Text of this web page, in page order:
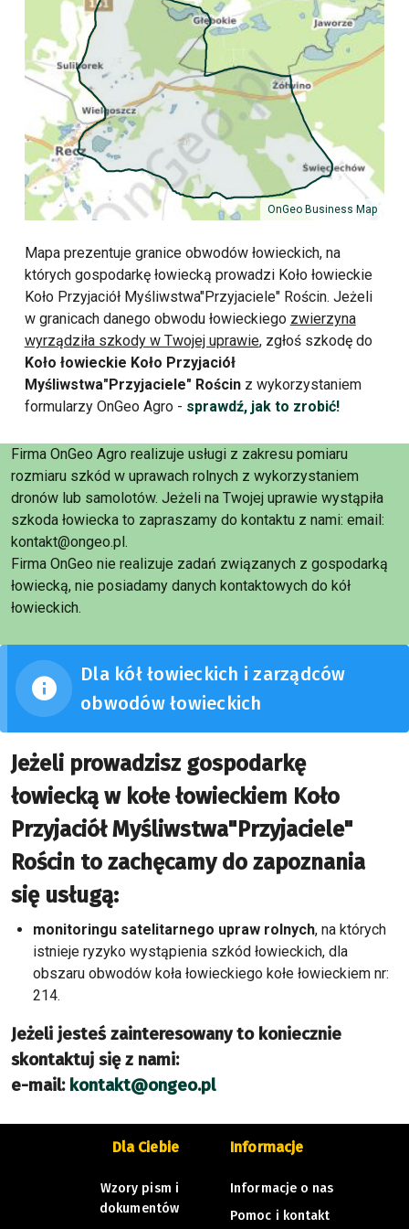
OnGeo Business Map
Mapa prezentuje granice obwodów łowieckich, na
których gospodarkę łowiecką prowadzi Koło łowieckie
Koło Przyjaciół Myśliwstwa"Przyjaciele" Rościn. Jeżeli
w granicach danego obwodu łowieckiego zwierzyna
wyrządziła szkody w Twojej uprawie, zgłoś szkodę do
Koło łowieckie Koło Przyjaciół
Myśliwstwa"Przyjaciele" Rościnz wykorzystaniem
formularzy OnGeo Agro - sprawdź, jak to zrobić!
Firma OnGeo Agro realizuje usługi z zakresu pomiaru
rozmiaru szkód w uprawach rolnych z wykorzystaniem
dronów lub samolotów. Jeżeli na Twojej uprawie wystąpiła
szkoda łowiecka to zapraszamy do kontaktu z nami: email:
kontakt@ongeo.pl.
Firma OnGeo nie realizuje zadań związanych z gospodarką
łowiecką, nie posiadamy danych kontaktowych do kół
łowieckich.
Dla kół łowieckich i zarządców
obwodów łowieckich
Jeżeli prowadzisz gospodarkę
łowiecką w kołe łowieckiem Koło
Przyjaciół Myśliwstwa"Przyjaciele"
Rościn to zachęcamy do zapoznania
się usługą:
monitoringu satelitarnego upraw rolnych, na których
istnieje ryzyko wystąpienia szkód łowieckich, dla
obszaru obwodów koła łowieckiego kołe łowieckiem nr:
214.
Jeżeli jesteś zainteresowany to koniecznie
skontaktuj się z nami:
e-mail: kontakt@ongeo.pl
Dla Ciebie
Wzory pism i
dokumentów
Informacje
Informacje o nas
Pomoc i kontakt